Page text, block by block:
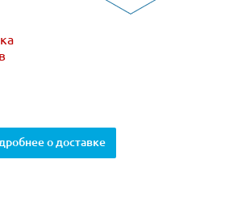
о доставке